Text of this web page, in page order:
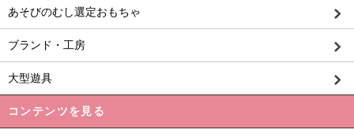
あそびのむし選定おもちゃ
ブランド・工房
大型遊具
コンテンツを見る